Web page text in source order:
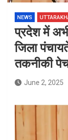
NEWS
प्रदेश में
जिला
तकनीकी
June 2, 2025